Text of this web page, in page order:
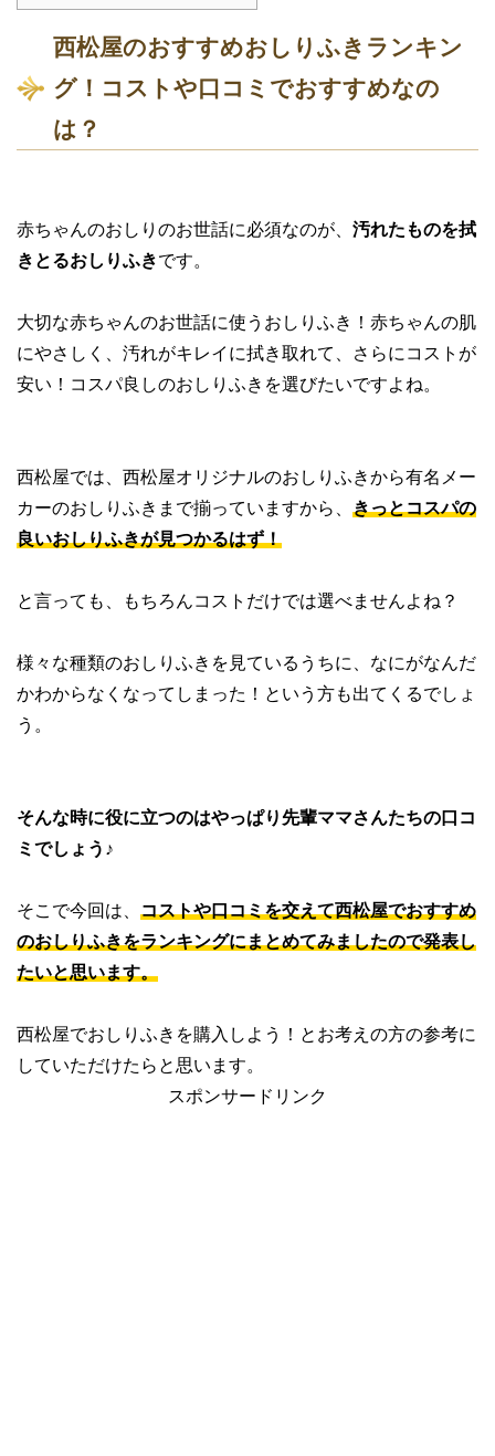
西松屋のおすすめおしりふきランキン
グ！コストや口コミでおすすめなの
は？
赤ちゃんのおしりのお世話に必須なのが、 汚れたものを拭
きとるおしりふきです。
大切な赤ちゃんのお世話に使うおしりふき！赤ちゃんの肌
にやさしく、汚れがキレイに拭き取れて、さらにコストが
安い！コスパ良しのおしりふきを選びたいですよね。
西松屋では、西松屋オリジナルのおしりふきから有名メー
カーのおしりふきまで揃っていますから、 きっとコスパの
良いおしりふきが見つかるはず！
と言っても、もちろんコストだけでは選べませんよね？
様々な種類のおしりふきを見ているうちに、なにがなんだ
かわからなくなってしまった！という方も出てくるでしょ
う。
そんな時に役に立つのはやっぱり先輩ママさんたちの口コ
ミでしょう♪
そこで今回は、 コストや口コミを交えて西松屋でおすすめ
のおしりふきをランキングにまとめてみましたので発表し
たいと思います。
西松屋でおしりふきを購入しよう！とお考えの方の参考に
していただけたらと思います。
スポンサードリンク